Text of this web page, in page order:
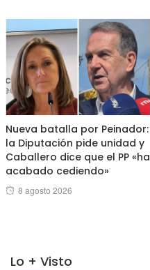
Nueva batalla por Peinador:
la Diputación pide unidad y
Caballero dice que el PP «ha
acabado cediendo»
Posted
8 agosto 2026
Lo + Visto